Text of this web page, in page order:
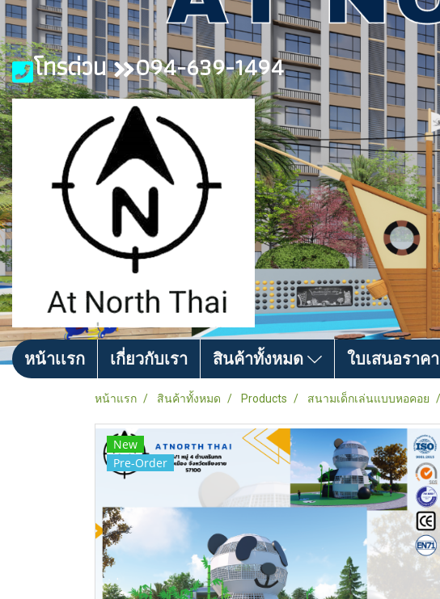
โทรด่วน 094-639-1494
หน้าเเรก เกี่ยวกับเรา สินค้าทั้งหมด ใบเสนอราคา
หน้าแรก สินค้าทั้งหมด Products สนามเด็กเล่นแบบหอคอย
New
Pre-Order